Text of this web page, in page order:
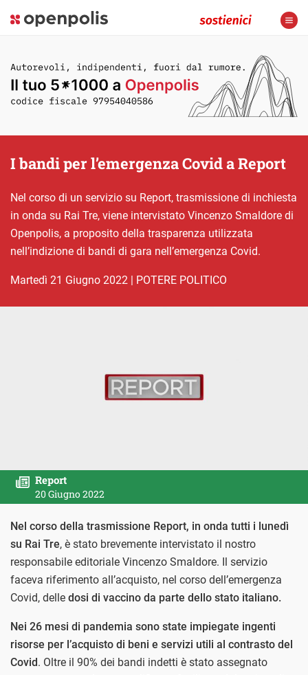
I bandi per l’emergenza Covid a Report
Nel corso di un servizio su Report, trasmissione di inchiesta
in onda su Rai Tre, viene intervistato Vincenzo Smaldore di
Openpolis, a proposito della trasparenza utilizzata
nell’indizione di bandi di gara nell’emergenza Covid.
martedì 21 Giugno 2022 | POTERE POLITICO
Report
20 Giugno 2022
Nel corso della trasmissione Report, in onda tutti i lunedì
su Rai Tre, è stato brevemente intervistato il nostro
responsabile editoriale Vincenzo Smaldore. Il servizio
faceva riferimento all’acquisto, nel corso dell’emergenza
Covid, delle dosi di vaccino da parte dello stato italiano.
Nei 26 mesi di pandemia sono state impiegate ingenti
risorse per l’acquisto di beni e servizi utili al contrasto del
Covid. Oltre il 90% dei bandi indetti è stato assegnato